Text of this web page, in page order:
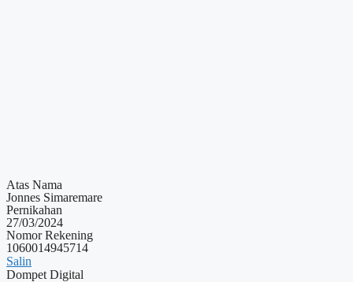
Atas Nama
Jonnes Simaremare
Pernikahan
27/03/2024
Nomor Rekening
1060014945714
Salin
Dompet Digital